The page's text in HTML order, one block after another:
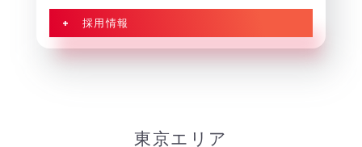
+ 採用情報
東京エリア